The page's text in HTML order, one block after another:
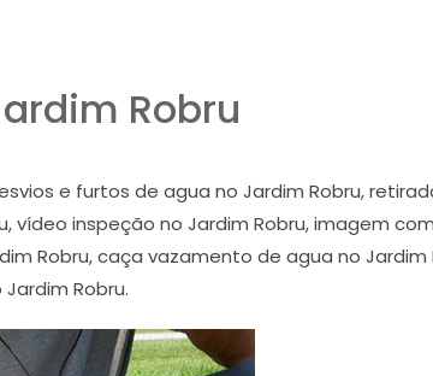
Robru
e furtos de agua no Jardim Robru,
vídeo inspeção no Jardim Robru, imagem
Robru, caça vazamento de agua no Jardim
Robru.